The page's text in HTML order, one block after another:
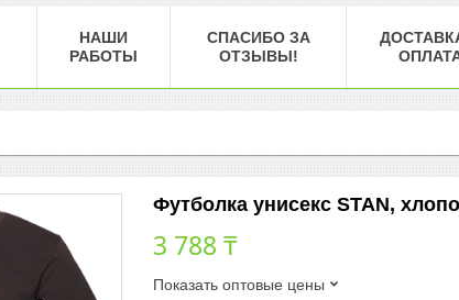
НАШИ
РАБОТЫ
СПАСИБО ЗА
ОТЗЫВЫ!
Футболка унисекс STAN,
3 788 ₸
Показать оптовые цены